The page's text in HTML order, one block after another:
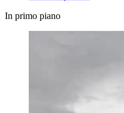
In primo piano